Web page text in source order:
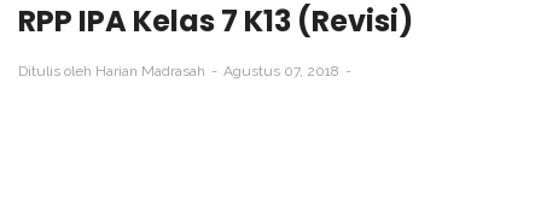
RPP IPA Kelas 7 K13 (Revisi)
Ditulis oleh Harian Madrasah Agustus 07, 2018